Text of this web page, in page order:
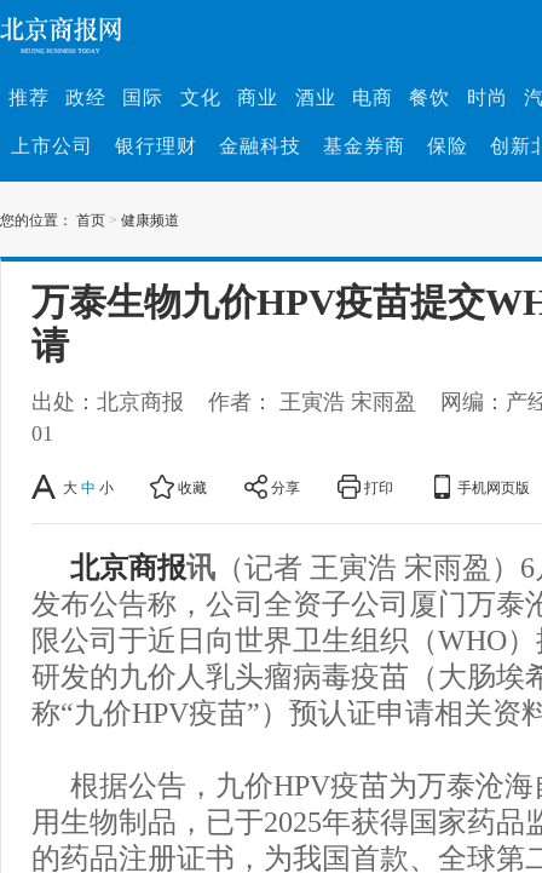
推荐 政经 国际 文化 商业 酒业 电商 餐饮 时尚
上市公司 银行理财 金融科技 基金券商 保险 创新
您的位置： 首页 > 健康频道
万泰生物九价HPV疫苗提交
请
出处：北京商报 作者： 王寅浩 宋雨盈
网编：产
01
大 中 小 收藏 分享 打印 手机网页版
北京商报讯 （记者 王寅浩 宋雨盈）
发布公告称，公司全资子公司厦门万泰
限公司于近日向世界卫生组织（WHO
研发的九价人乳头瘤病毒疫苗（大肠埃
称“九价HPV疫苗”）预认证申请相关资
根据公告，九价HPV疫苗为万泰沧
用生物制品，已于2025年获得国家药品
的药品注册证书，为我国首款、全球第